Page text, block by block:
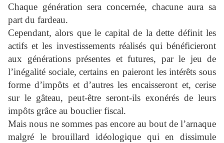
Chaque génération sera concernée, chacune aura sa
part du fardeau.
Cependant, alors que le capital de la dette définit les
actifs et les investissements réalisés qui bénéficieront
aux générations présentes et futures, par le jeu de
l’inégalité sociale, certains en paieront les intérêts sous
forme d’impôts et d’autres les encaisseront et, cerise
sur le gâteau, peut-être seront-ils exonérés de leurs
impôts grâce au bouclier fiscal.
Mais nous ne sommes pas encore au bout de l’arnaque
malgré le brouillard idéologique qui en dissimule